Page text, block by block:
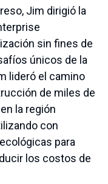
Jim dirigió la
sin fines de
únicos de la
lideró el camino
de miles de
la región
con
para
los costos de